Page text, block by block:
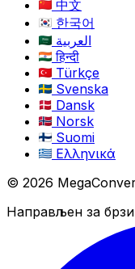
中文
한국어
العربية
हिन्दी
Türkçe
Svenska
Dansk
Norsk
Suomi
Ελληνικά
© 2026
Направљен за